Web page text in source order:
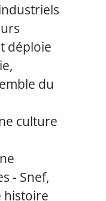
déploie
du
culture
- Snef,
histoire